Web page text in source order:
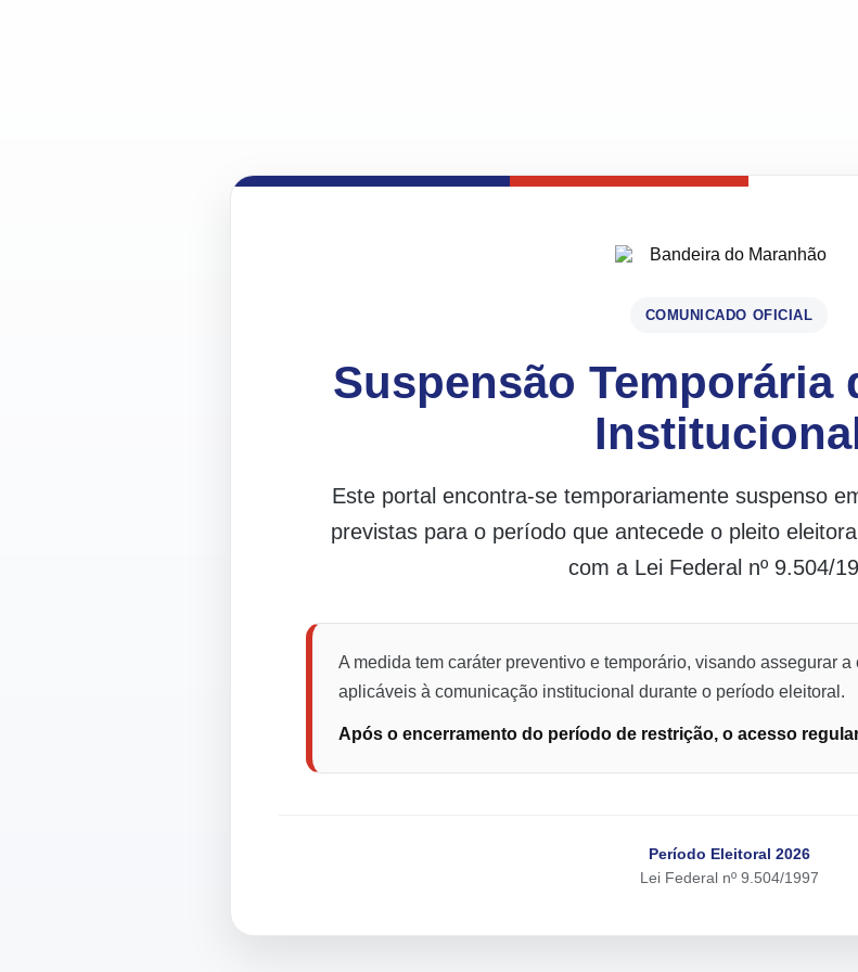
COMUNICADO OFICIAL
Suspensão Temporária
Este portal encontra-se temporariamente suspenso
previstas para o período que antecede o pleito
com a Lei Federal nº 9.504/
A medida tem caráter preventivo e temporário, visando assegurar
aplicáveis à comunicação institucional durante o período eleitoral.
Após o encerramento do período de restrição, o acesso
Período Eleitoral 2026
Lei Federal nº 9.504/1997